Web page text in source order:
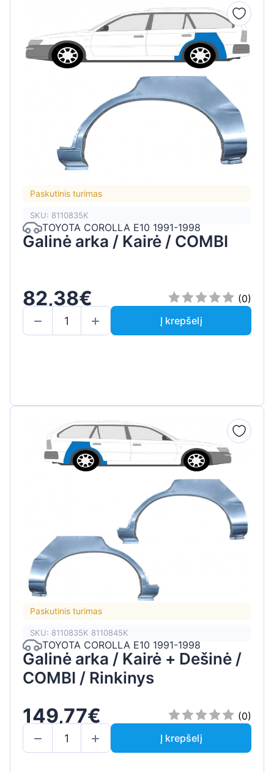
Paskutinis turimas
SKU: 8110835K
TOYOTA COROLLA E10 1991-1998
Galinė arka / Kairė / COMBI
82,38€
(0)
Į krepšelį
Paskutinis turimas
SKU: 8110835K 8110845K
TOYOTA COROLLA E10 1991-1998
Galinė arka / Kairė + Dešinė /
COMBI / Rinkinys
149,77€
(0)
Į krepšelį